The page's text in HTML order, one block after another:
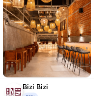
Bizi Bizi